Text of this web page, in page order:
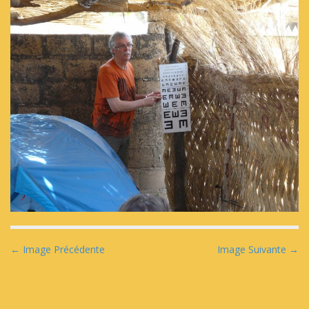
N
← Image Précédente Image Suivante →